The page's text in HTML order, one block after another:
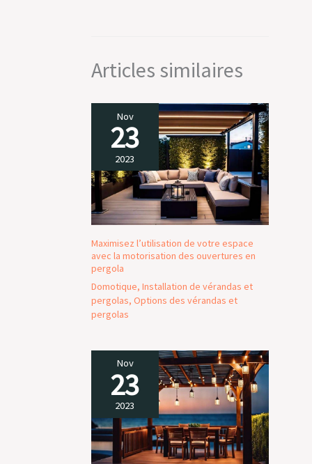
Articles similaires
Nov
23
2023
Maximisez l’utilisation de votre espace
avec la motorisation des ouvertures en
pergola
Domotique, Installation de vérandas et
pergolas, Options des vérandas et
pergolas
Nov
23
2023